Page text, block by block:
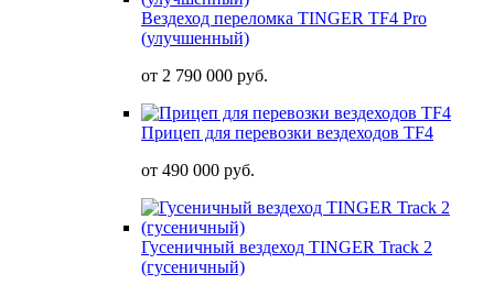
Вездеход переломка TINGER TF4 Pro
(улучшенный)
от 2 790 000 руб.
Прицеп для перевозки вездеходов TF4
от 490 000 руб.
Гусеничный вездеход TINGER Track 2
(гусеничный)